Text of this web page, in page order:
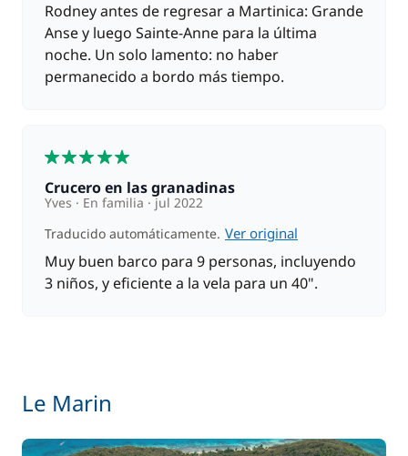
Rodney antes de regresar a Martinica: Grande
Anse y luego Sainte-Anne para la última
noche. Un solo lamento: no haber
permanecido a bordo más tiempo.
Crucero en las granadinas
Yves En familia jul 2022
Traducido automáticamente. Ver original
Muy buen barco para 9 personas, incluyendo
3 niños, y eficiente a la vela para un 40".
Le Marin